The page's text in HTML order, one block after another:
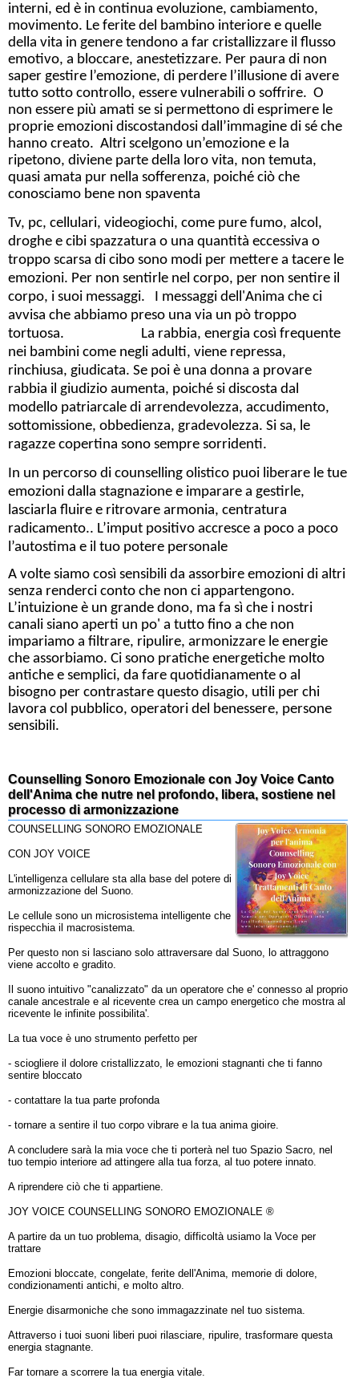
interni, ed è in continua evoluzione, cambiamento,
movimento. Le ferite del bambino interiore e quelle
della vita in genere tendono a far cristallizzare il flusso
emotivo, a bloccare, anestetizzare. Per paura di non
saper gestire l’emozione, di perdere l’illusione di avere
tutto sotto controllo, essere vulnerabili o soffrire. O
non essere più amati se si permettono di esprimere le
proprie emozioni discostandosi dall’immagine di sé che
hanno creato. Altri scelgono un’emozione e la
ripetono, diviene parte della loro vita, non temuta,
quasi amata pur nella sofferenza, poiché ciò che
conosciamo bene non spaventa
Tv, pc, cellulari, videogiochi, come pure fumo, alcol,
droghe e cibi spazzatura o una quantità eccessiva o
troppo scarsa di cibo sono modi per mettere a tacere le
emozioni. Per non sentirle nel corpo, per non sentire il
corpo, i suoi messaggi. I messaggi dell'Anima che ci
avvisa che abbiamo preso una via un pò troppo
tortuosa. La rabbia, energia così frequente
nei bambini come negli adulti, viene repressa,
rinchiusa, giudicata. Se poi è una donna a provare
rabbia il giudizio aumenta, poiché si discosta dal
modello patriarcale di arrendevolezza, accudimento,
sottomissione, obbedienza, gradevolezza. Si sa, le
ragazze copertina sono sempre sorridenti.
In un percorso di counselling olistico puoi liberare le tue
emozioni dalla stagnazione e imparare a gestirle,
lasciarla fluire e ritrovare armonia, centratura
radicamento.. L’imput positivo accresce a poco a poco
l’autostima e il tuo potere personale
A volte siamo così sensibili da assorbire emozioni di altri
senza renderci conto che non ci appartengono.
L’intuizione è un grande dono, ma fa sì che i nostri
canali siano aperti un po' a tutto fino a che non
impariamo a filtrare, ripulire, armonizzare le energie
che assorbiamo. Ci sono pratiche energetiche molto
antiche e semplici, da fare quotidianamente o al
bisogno per contrastare questo disagio, utili per chi
lavora col pubblico, operatori del benessere, persone
sensibili.
Counselling Sonoro Emozionale con Joy Voice Canto
dell'Anima che nutre nel profondo, libera, sostiene nel
processo di armonizzazione
COUNSELLING SONORO EMOZIONALE
CON JOY VOICE
L'intelligenza cellulare sta alla base del potere di
armonizzazione del Suono.
Le cellule sono un microsistema intelligente che
rispecchia il macrosistema.
Per questo non si lasciano solo attraversare dal Suono, lo attraggono
viene accolto e gradito.
Il suono intuitivo "canalizzato" da un operatore che e' connesso al proprio
canale ancestrale e al ricevente crea un campo energetico che mostra al
ricevente le infinite possibilita'.
La tua voce è uno strumento perfetto per
- sciogliere il dolore cristallizzato, le emozioni stagnanti che ti fanno
sentire bloccato
- contattare la tua parte profonda
- tornare a sentire il tuo corpo vibrare e la tua anima gioire.
A concludere sarà la mia voce che ti porterà nel tuo Spazio Sacro, nel
tuo tempio interiore ad attingere alla tua forza, al tuo potere innato.
A riprendere ciò che ti appartiene.
JOY VOICE COUNSELLING SONORO EMOZIONALE ®
A partire da un tuo problema, disagio, difficoltà usiamo la Voce per
trattare
Emozioni bloccate, congelate, ferite dell'Anima, memorie di dolore,
condizionamenti antichi, e molto altro.
Energie disarmoniche che sono immagazzinate nel tuo sistema.
Attraverso i tuoi suoni liberi puoi rilasciare, ripulire, trasformare questa
energia stagnante.
Far tornare a scorrere la tua energia vitale.